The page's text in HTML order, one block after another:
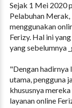
Sejak 1 Mei 2020
Pelabuhan
menggunakan
Ferizy. Hal ini
yang sebelumnya
"Dengan hadirnya
utama, pengguna
khususnya
layanan online